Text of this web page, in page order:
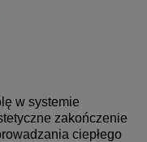
w systemie
zakończenie
ciepłego